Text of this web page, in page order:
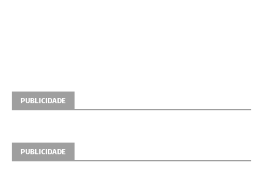
PUBLICIDADE
PUBLICIDADE